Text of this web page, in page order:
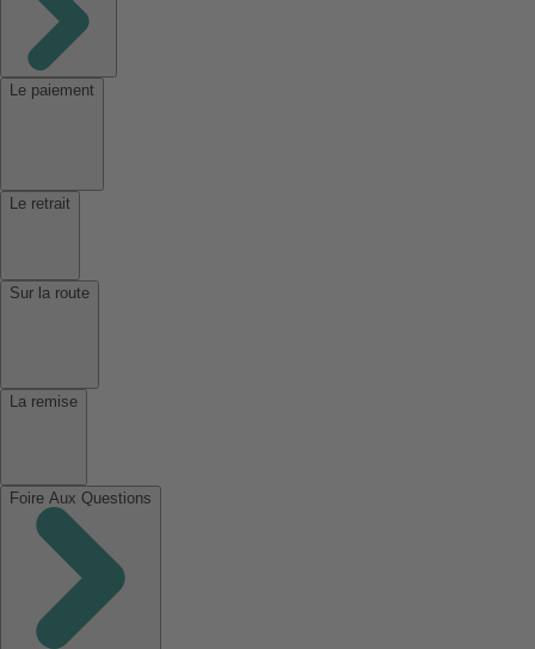
Le paiement
Le retrait
Sur la route
La remise
Foire Aux Questions